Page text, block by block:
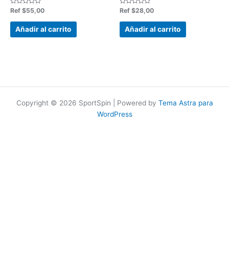
Valorado
0
Ref $55,00
Añadir al carrito
Valorado
0
Ref $28,00
Añadir al carrito
Copyright © 2026 SportSpin | Powered by Tema Astra para
WordPress